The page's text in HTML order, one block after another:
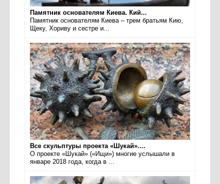
Памятник основателям Киева. Кий...
Памятник основателям Киева – трем братьям Кию,
Щеку, Хориву и сестре и...
Все скульптуры проекта «Шукай»....
О проекте «Шукай» («Ищи») многие услышали в
январе 2018 года, когда в ...